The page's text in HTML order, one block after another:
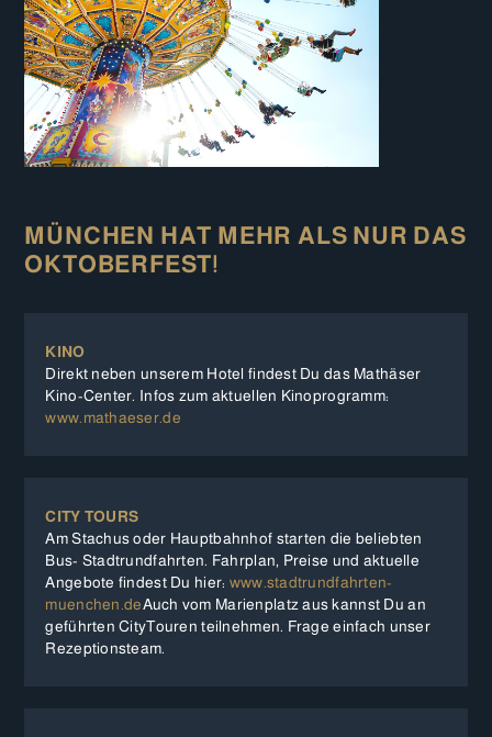
MÜNCHEN HAT MEHR ALS NUR DAS
OKTOBERFEST!
KINO
Direkt neben unserem Hotel findest Du das Mathäser
Kino-Center. Infos zum aktuellen Kinoprogramm:
www.mathaeser.de
CITY TOURS
Am Stachus oder Hauptbahnhof starten die beliebten
Bus- Stadtrundfahrten. Fahrplan, Preise und aktuelle
Angebote findest Du hier: www.stadtrundfahrten-
muenchen.deAuch vom Marienplatz aus kannst Du an
geführten CityTouren teilnehmen. Frage einfach unser
Rezeptionsteam.